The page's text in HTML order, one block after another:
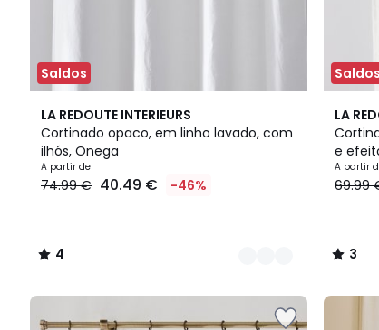
Saldos
LA REDOUTE INTERIEURS
Cortinado opaco, em linho lavado, com
ilhós, Onega
A partir de
74.99 € 40.49 € -46%
4
/
5
12
Cores
4
/
Saldos
LA
e
A partir
69.99
3
/
5
4
Cores
3
/